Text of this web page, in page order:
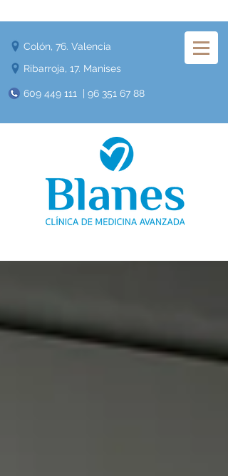
Colón, 76. Valencia
Ribarroja, 17. Manises
609 449 111 96 351 67 88